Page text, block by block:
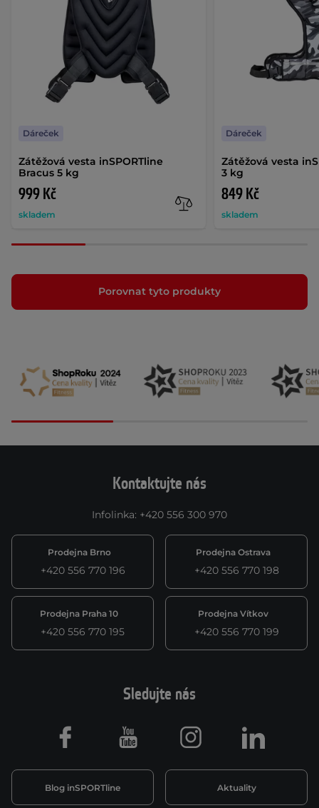
Zátěžová vesta inSPORTline
Bracus 5 kg
999 Kč
skladem
Dáreček
Zátěžová vesta
3 kg
849 Kč
skladem
Dáreček
Porovnat tyto produkty
Kontaktujte nás
Infolinka: +420 556 300 970
Prodejna Brno
+420 556 770 196
Prodejna Ostrava
+420 556 770 198
Prodejna Praha 10
+420 556 770 195
Prodejna Vítkov
+420 556 770 199
Sledujte nás
Blog inSPORTline Aktuality
Facebook Youtube Instagram LinkedIn